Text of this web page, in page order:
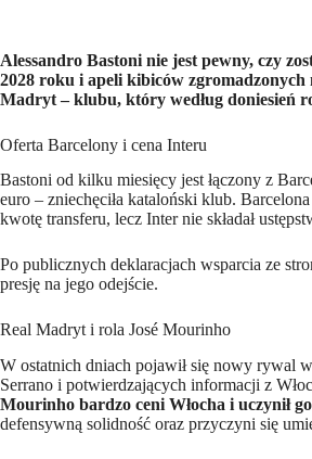
Alessandro Bastoni nie jest pewny, czy
2028 roku i apeli kibiców zgromadzonych
Madryt – klubu, który według doniesień
Oferta Barcelony i cena Interu
Bastoni od kilku miesięcy jest łączony z
euro – zniechęciła kataloński klub.
kwotę transferu, lecz Inter nie składał
Po publicznych deklaracjach wsparcia ze
presję na jego odejście.
Real Madryt i rola José Mourinho
W ostatnich dniach pojawił się nowy rywal
Serrano i potwierdzających informacji z
Mourinho bardzo ceni Włocha i uczynił
defensywną solidność oraz przyczyni się